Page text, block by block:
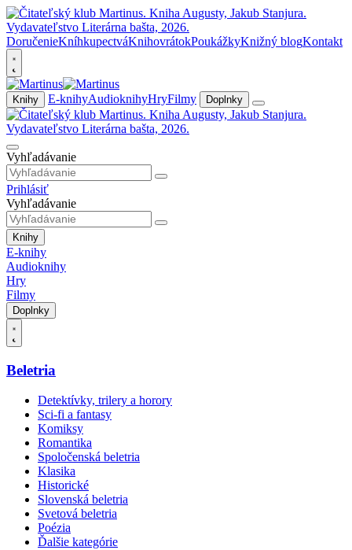
DoručenieKníhkupectváKnihovrátokPoukážkyKnižný blogKontakt
Knihy E-knihyAudioknihyHryFilmy Doplnky
Vyhľadávanie
Prihlásiť
Vyhľadávanie
Knihy
E-knihy
Audioknihy
Hry
Filmy
Doplnky
Beletria
Detektívky, trilery a horory
Sci-fi a fantasy
Komiksy
Romantika
Spoločenská beletria
Klasika
Historické
Slovenská beletria
Svetová beletria
Poézia
Ďalšie kategórie